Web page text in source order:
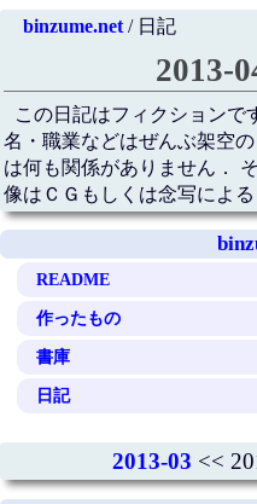
binzume.net/ 日記
2013-
この日記はフィクションで
名・職業などはぜんぶ架空
は何も関係がありません．
像はＣＧもしくは念写による
README
作ったもの
書庫
日記
2013-03 <<